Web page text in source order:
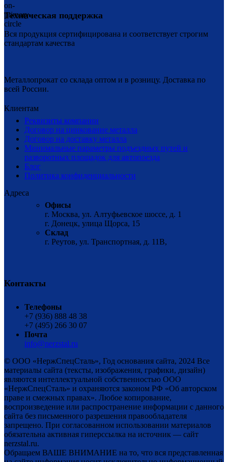
Техническая поддержка
Вся продукция сертифицирована и соответствует строгим
стандартам качества
Металлопрокат со склада оптом и в розницу. Доставка по
всей России.
Клиентам
Реквизиты компании
Договор на цинкование металла
Договор на доставку металла
Минимальные параметры подъездных путей и
разворотных площадок для автопоезда
Блог
Политика конфиденциальности
Адреса
Офисы
г. Москва, ул. Алтуфьевское шоссе, д. 1
г. Донецк, улица Щорса, 15
Склад
г. Реутов, ул. Транспортная, д. 11В,
Контакты
Телефоны
+7 (936) 888 48 38
+7 (495) 266 30 07
Почта
info@nerzstal.ru
© ООО «НержСпецСталь», Год основания сайта, 2024 Все
материалы сайта (тексты, изображения, графики, дизайн)
являются интеллектуальной собственностью ООО
«НержСпецСталь» и охраняются законом РФ «Об авторском
праве и смежных правах». Любое копирование,
воспроизведение или распространение информации с данного
сайта без письменного разрешения правообладателя
запрещено. При согласованном использовании материалов
обязательна активная гиперссылка на источник — сайт
nerzstal.ru.
Обращаем ВАШЕ ВНИМАНИЕ на то, что вся представленная